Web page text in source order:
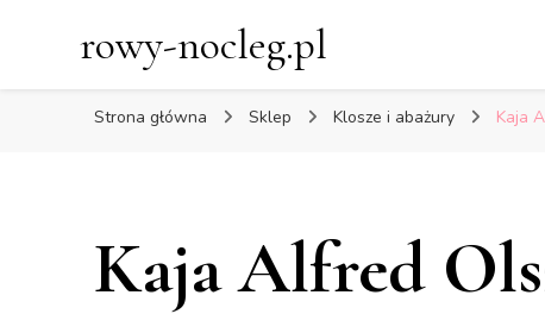
rowy-nocleg.pl
Strona główna Sklep Klosze i abażury Kaja
Kaja Alfred